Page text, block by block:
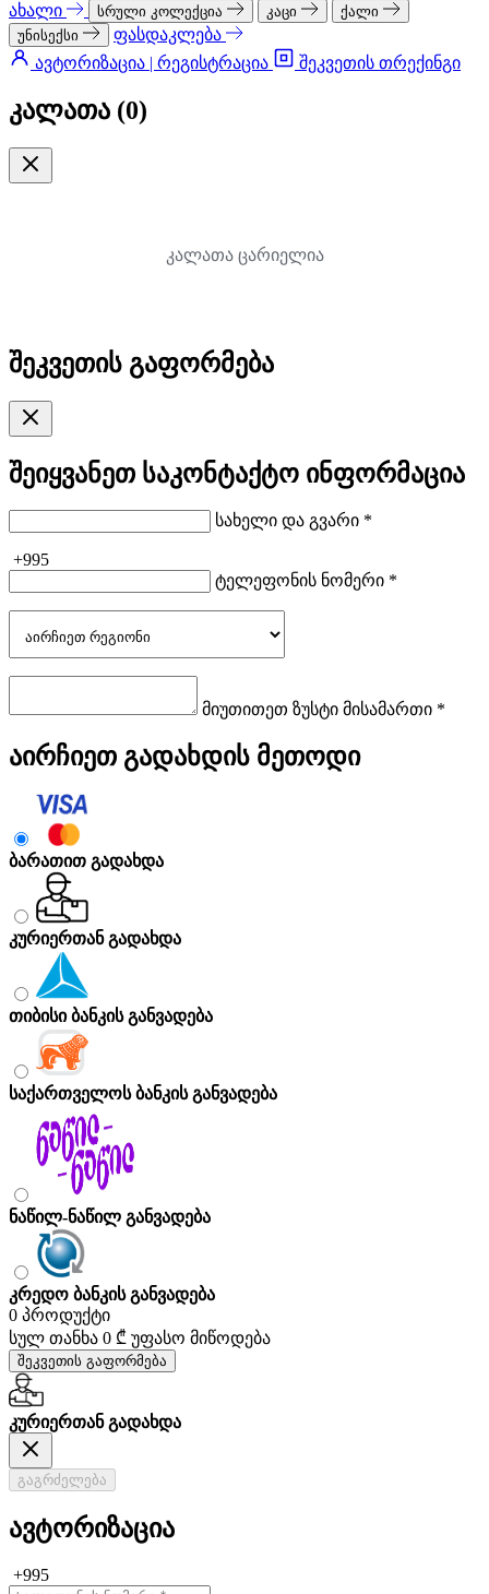
ახალი სრული კოლექცია კაცი
ქალი
უნისექსი
ფასდაკლება
ავტორიზაცია | რეგისტრაცია
შეკვეთის თრექინგი
კალათა (0)
კალათა ცარიელია
შეკვეთის გაფორმება
შეიყვანეთ საკონტაქტო ინფორმაცია
სახელი და გვარი *
+995
ტელეფონის ნომერი *
მიუთითეთ ზუსტი მისამართი *
აირჩიეთ გადახდის მეთოდი
ბარათით გადახდა
კურიერთან გადახდა
თიბისი ბანკის განვადება
საქართველოს ბანკის განვადება
ნაწილ-ნაწილ განვადება
კრედო ბანკის განვადება
0 პროდუქტი
სულ თანხა 0 ₾ უფასო მიწოდება
შეკვეთის გაფორმება
კურიერთან გადახდა
გაგრძელება
ავტორიზაცია
+995